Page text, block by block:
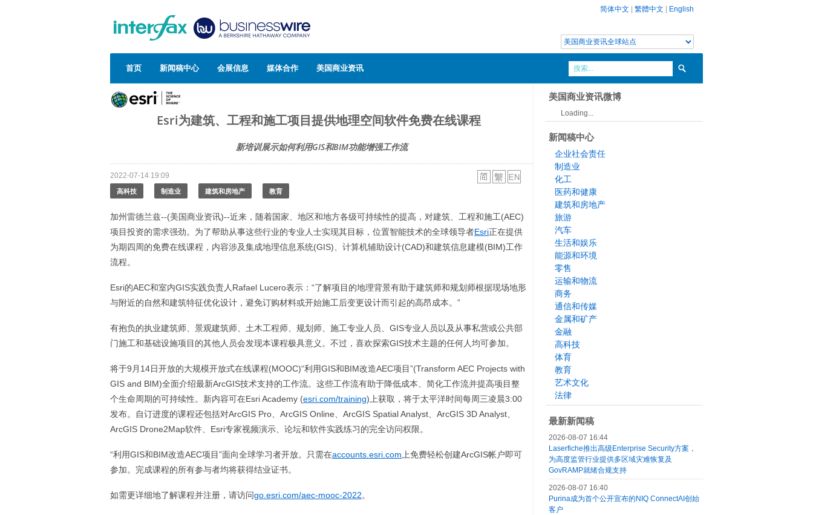
简体中文 繁體中文 English
首页 新闻稿中心 会展信息 媒体合作 美国商业资讯
Esri为建筑、工程和施工项目提供地理空间软件免费在线课程
新培训展示如何利用GIS和BIM功能增强工作流
2022-07-14 19:09
高科技 制造业 建筑和房地产 教育
加州雷德兰兹--(美国商业资讯)--近来，随着国家、地区和地方各级可持续性的提高，对建筑、工程和施工(AEC)
项目投资的需求强劲。为了帮助从事这些行业的专业人士实现其目标，位置智能技术的全球领导者Esri正在提供
为期四周的免费在线课程，内容涉及集成地理信息系统(GIS)、计算机辅助设计(CAD)和建筑信息建模(BIM)工作
流程。
Esri的AEC和室内GIS实践负责人Rafael Lucero表示：“了解项目的地理背景有助于建筑师和规划师根据现场地形
与附近的自然和建筑特征优化设计，避免订购材料或开始施工后变更设计而引起的高昂成本。”
有抱负的执业建筑师、景观建筑师、土木工程师、规划师、施工专业人员、GIS专业人员以及从事私营或公共部
门施工和基础设施项目的其他人员会发现本课程极具意义。不过，喜欢探索GIS技术主题的任何人均可参加。
将于9月14日开放的大规模开放式在线课程(MOOC)“利用GIS和BIM改造AEC项目”(Transform AEC Projects with
GIS and BIM)全面介绍最新ArcGIS技术支持的工作流。这些工作流有助于降低成本、简化工作流并提高项目整
个生命周期的可持续性。新内容可在Esri Academy (esri.com/training)上获取，将于太平洋时间每周三凌晨3:00
发布。自订进度的课程还包括对ArcGIS Pro、ArcGIS Online、ArcGIS Spatial Analyst、ArcGIS 3D Analyst、
ArcGIS Drone2Map软件、Esri专家视频演示、论坛和软件实践练习的完全访问权限。
“利用GIS和BIM改造AEC项目”面向全球学习者开放。只需在accounts.esri.com 上免费轻松创建ArcGIS帐户即可
参加。完成课程的所有参与者均将获得结业证书。
如需更详细地了解课程并注册，请访问go.esri.com/aec-mooc-2022。
美国商业资讯微博
Loading...
新闻稿中心
企业社会责任
制造业
化工
医药和健康
建筑和房地产
旅游
汽车
生活和娱乐
能源和环境
零售
运输和物流
商务
通信和传媒
金属和矿产
金融
高科技
体育
教育
艺术文化
法律
最新新闻稿
2026-08-07 16:44
Laserfiche推出高级Enterprise Security方案，
为高度监管行业提供多区域灾难恢复及
GovRAMP就绪合规支持
2026-08-07 16:40
Purina成为首个公开宣布的NIQ ConnectAI创始
客户